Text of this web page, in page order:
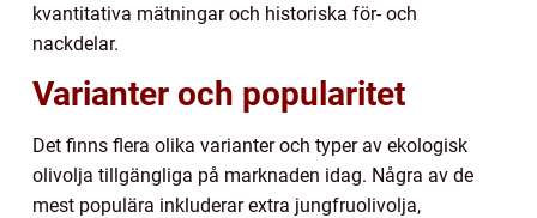
kvantitativa mätningar och historiska för- och
nackdelar.
Varianter och popularitet
Det finns flera olika varianter och typer av ekologisk
olivolja tillgängliga på marknaden idag. Några av de
mest populära inkluderar extra jungfruolivolja,